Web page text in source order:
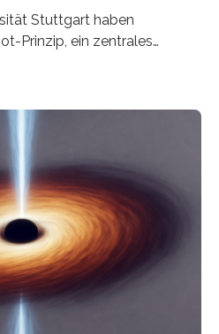
Stuttgart haben
Prinzip, ein zentrales
gilt, deren physikalische
Das
Advances veröffentlichte
sciadv.adw8462)
Dampfturbinen sind
wandeln thermische
um – oder anders
In
ist es in den…